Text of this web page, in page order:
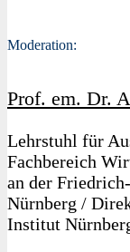
Moderation:
Prof. em. Dr.
Lehrstuhl für
Fachbereich
an der
Nürnberg /
Institut